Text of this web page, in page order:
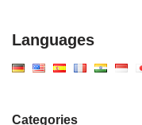
Languages
Categories